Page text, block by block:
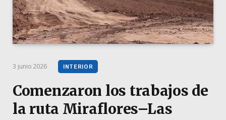
3 junio 2026 INTERIOR
Comenzaron los trabajos de
la ruta Miraflores–Las